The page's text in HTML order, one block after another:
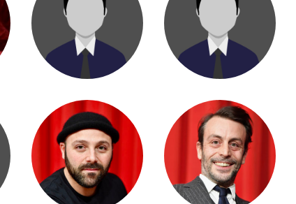
GIOVANNA MENNILLO AÏSSA DERROUAZ
ANGELO DELL’AQUILA LOÏC REGOLATTI